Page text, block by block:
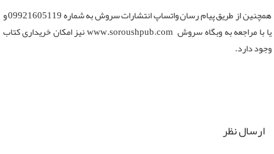
همچنین از طریق پیام ‌رسان واتساپ انتشارات سروش به شماره 09921605119 و
یا با مراجعه به وبگاه سروش www.soroushpub.com نیز امکان خریداری کتاب
وجود دارد.
ارسال نظر